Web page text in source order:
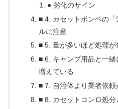
● 劣化のサイン
■ 4. カセットボンベの
ルに注意
■ 5. 量が多いほど処理が
■ 6. キャンプ用品と一
増えている
■ 7. 自治体より業者依
■ 8. カセットコンロ処